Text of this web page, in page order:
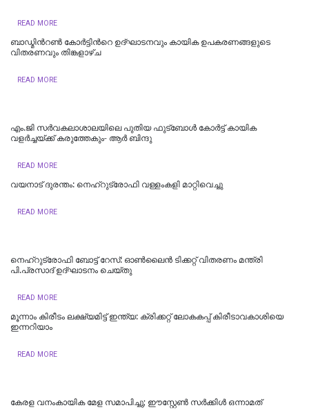
READ MORE
ബാഡ്മിന്‍റൺ കോർട്ടിന്‍റെ ഉദ്ഘാടനവും കായിക ഉപകരണങ്ങളുടെ
വിതരണവും തിങ്കളാഴ്ച
READ MORE
എം.ജി സര്‍വകലാശാലയിലെ പുതിയ ഫുട്ബോള്‍ കോര്‍ട്ട് കായിക
വളര്‍ച്ചയ്ക്ക് കരുത്തേകും- ആര്‍ ബിന്ദു
READ MORE
വയനാട് ദുരന്തം: നെഹ്റുട്രോഫി വള്ളംകളി മാറ്റിവെച്ചു
READ MORE
നെഹ്‌റുട്രോഫി ബോട്ട് റേസ്: ഓൺലൈൻ ടിക്കറ്റ് വിതരണം മന്ത്രി
പി.പ്രസാദ് ഉദ്ഘാടനം ചെയ്തു
READ MORE
മൂന്നാം കിരീടം ലക്ഷ്യമിട്ട് ഇന്ത്യ: ക്രിക്കറ്റ് ലോകകപ്പ് കിരീടാവകാശിയെ
ഇന്നറിയാം
READ MORE
കേരള വനംകായിക മേള സമാപിച്ചു; ഈസ്റ്റേൺ സർക്കിൾ ഒന്നാമത്